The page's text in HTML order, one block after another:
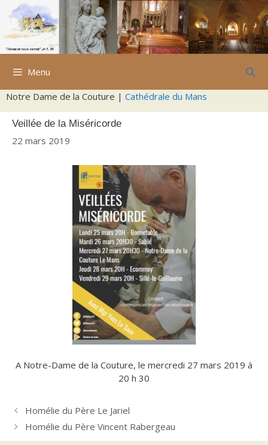
Aller
contenu
Menu
Notre Dame de la Couture | Cathédrale du Mans
Veillée de la Miséricorde
22 mars 2019
A Notre-Dame de la Couture, le mercredi 27 mars 2019 à
20 h 30
Homélie du Père Le Jariel
Homélie du Père Vincent Rabergeau